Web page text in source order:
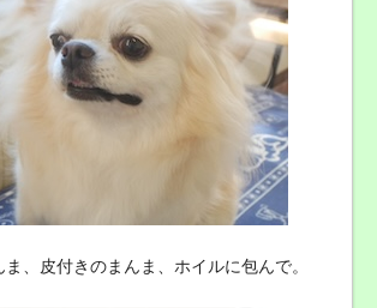
ま、皮付きのまんま、ホイルに包んで。